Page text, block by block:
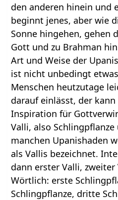
den anderen hinein und
beginnt jenes, aber wie
Sonne hingehen, gehen
Gott und zu Brahman
Art und Weise der
ist nicht unbedingt
Menschen heutzutage
darauf einlässt, der
Inspiration für
Valli, also Schlingpflanze
manchen Upanishaden
als Vallis bezeichnet.
dann erster Valli,
Wörtlich: erste
Schlingpflanze, dritte